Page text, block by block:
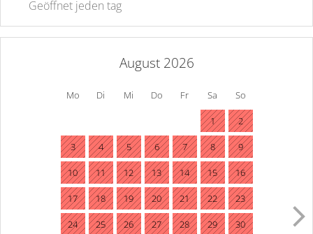
Geöffnet jeden tag
August 2026
Mo Di Mi Do Fr Sa So
1 2
3 4 5 6 7 8 9
10 11 12 13 14 15 16
17 18 19 20 21 22 23
24 25 26 27 28 29 30